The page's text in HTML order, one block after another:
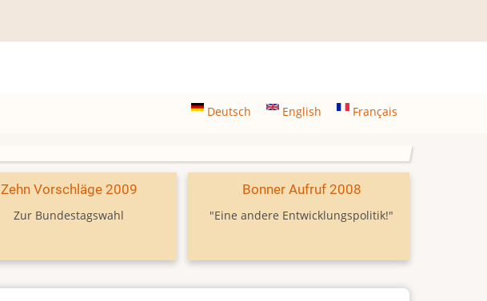
Deutsch English Français
Zehn Vorschläge 2009
Zur Bundestagswahl
Bonner Aufruf 2008
"Eine andere Entwicklungspolitik!"